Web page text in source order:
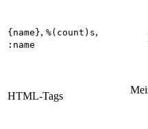
{name}, %(count)s,
:name
HTML-Tags